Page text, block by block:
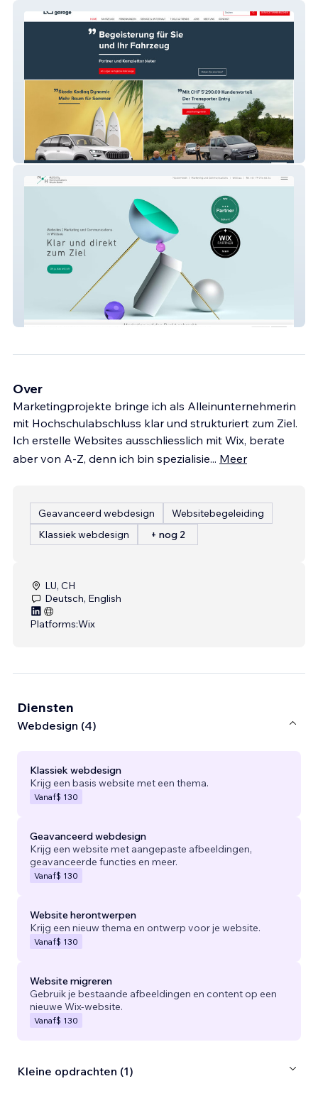
Kreuz-Garage
Nicole Hodel
Over
Marketingprojekte bringe ich als Alleinunternehmerin
mit Hochschulabschluss klar und strukturiert zum Ziel.
Ich erstelle Websites ausschliesslich mit Wix, berate
aber von A-Z, denn ich bin spezialisie... Meer
Geavanceerd webdesign
Websitebegeleiding
Klassiek webdesign
+ nog 2
LU, CH
Deutsch, English
Platforms:Wix
Diensten
Webdesign (4)
Klassiek webdesign
Krijg een basis website met een thema.
Vanaf$ 130
Geavanceerd webdesign
Krijg een website met aangepaste afbeeldingen,
geavanceerde functies en meer.
Vanaf$ 130
Website herontwerpen
Krijg een nieuw thema en ontwerp voor je website.
Vanaf$ 130
Website migreren
Gebruik je bestaande afbeeldingen en content op een
nieuwe Wix-website.
Vanaf$ 130
Kleine opdrachten (1)